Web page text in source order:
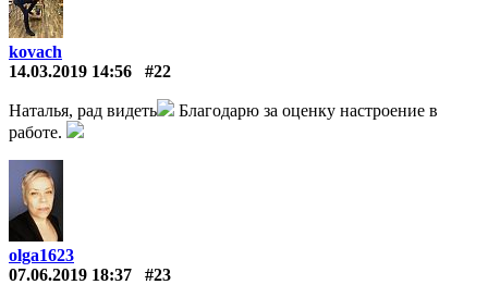
kovach
14.03.2019 14:56
#22
Наталья, рад видеть
Благодарю за оценку настроение в
работе.
olga1623
07.06.2019 18:37
#23